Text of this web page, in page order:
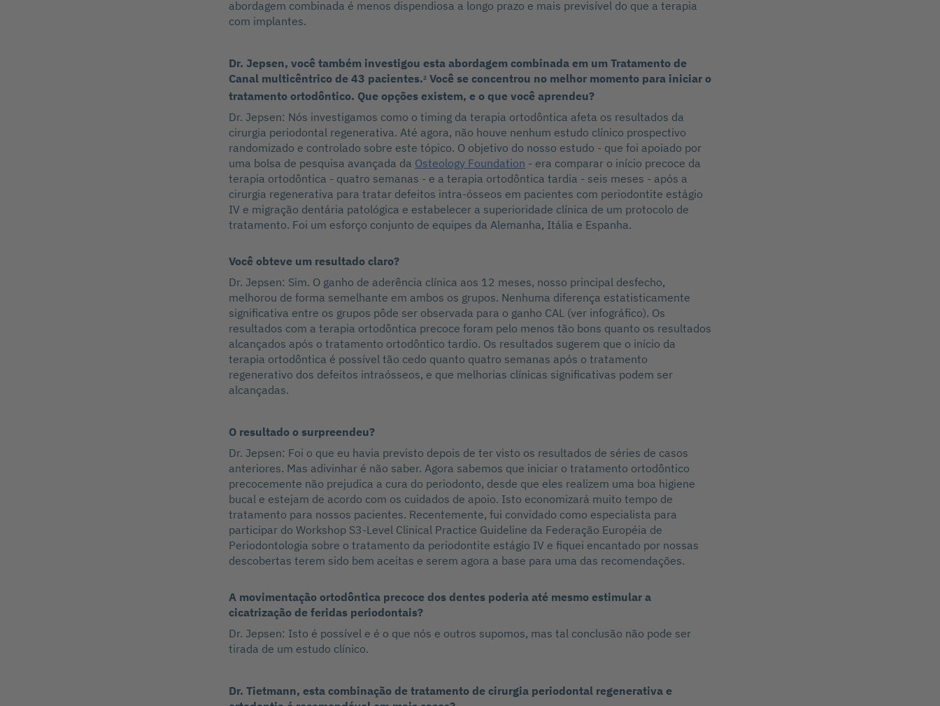
abordagem combinada é menos dispendiosa a longo prazo e mais previsível do que a terapia
com implantes.
Dr. Jepsen, você também investigou esta abordagem combinada em um Tratamento de
Canal multicêntrico de 43 pacientes.2 Você se concentrou no melhor momento para iniciar o
tratamento ortodôntico. Que opções existem, e o que você aprendeu?
Dr. Jepsen: Nós investigamos como o timing da terapia ortodôntica afeta os resultados da
cirurgia periodontal regenerativa. Até agora, não houve nenhum estudo clínico prospectivo
randomizado e controlado sobre este tópico. O objetivo do nosso estudo - que foi apoiado por
uma bolsa de pesquisa avançada da Osteology Foundation - era comparar o início precoce da
terapia ortodôntica - quatro semanas - e a terapia ortodôntica tardia - seis meses - após a
cirurgia regenerativa para tratar defeitos intra-ósseos em pacientes com periodontite estágio
IV e migração dentária patológica e estabelecer a superioridade clínica de um protocolo de
tratamento. Foi um esforço conjunto de equipes da Alemanha, Itália e Espanha.
Você obteve um resultado claro?
Dr. Jepsen: Sim. O ganho de aderência clínica aos 12 meses, nosso principal desfecho,
melhorou de forma semelhante em ambos os grupos. Nenhuma diferença estatisticamente
significativa entre os grupos pôde ser observada para o ganho CAL (ver infográfico). Os
resultados com a terapia ortodôntica precoce foram pelo menos tão bons quanto os resultados
alcançados após o tratamento ortodôntico tardio. Os resultados sugerem que o início da
terapia ortodôntica é possível tão cedo quanto quatro semanas após o tratamento
regenerativo dos defeitos intraósseos, e que melhorias clínicas significativas podem ser
alcançadas.
O resultado o surpreendeu?
Dr. Jepsen: Foi o que eu havia previsto depois de ter visto os resultados de séries de casos
anteriores. Mas adivinhar é não saber. Agora sabemos que iniciar o tratamento ortodôntico
precocemente não prejudica a cura do periodonto, desde que eles realizem uma boa higiene
bucal e estejam de acordo com os cuidados de apoio. Isto economizará muito tempo de
tratamento para nossos pacientes. Recentemente, fui convidado como especialista para
participar do Workshop S3-Level Clinical Practice Guideline da Federação Européia de
Periodontologia sobre o tratamento da periodontite estágio IV e fiquei encantado por nossas
descobertas terem sido bem aceitas e serem agora a base para uma das recomendações.
A movimentação ortodôntica precoce dos dentes poderia até mesmo estimular a
cicatrização de feridas periodontais?
Dr. Jepsen: Isto é possível e é o que nós e outros supomos, mas tal conclusão não pode ser
tirada de um estudo clínico.
Dr. Tietmann, esta combinação de tratamento de cirurgia periodontal regenerativa e